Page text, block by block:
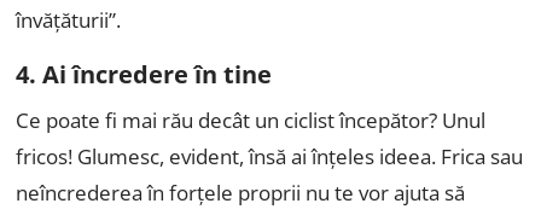
învățăturii”.
4. Ai încredere în tine
Ce poate fi mai rău decât un ciclist începător? Unul
fricos! Glumesc, evident, însă ai înțeles ideea. Frica sau
neîncrederea în forțele proprii nu te vor ajuta să